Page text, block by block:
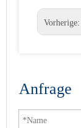
Vorherige:
Anfrage